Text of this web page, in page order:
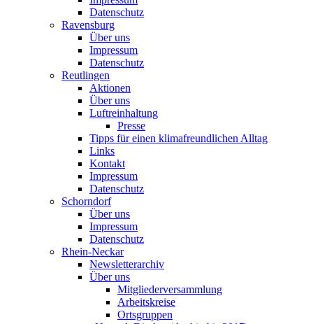
Datenschutz
Ravensburg
Über uns
Impressum
Datenschutz
Reutlingen
Aktionen
Über uns
Luftreinhaltung
Presse
Tipps für einen klimafreundlichen Alltag
Links
Kontakt
Impressum
Datenschutz
Schorndorf
Über uns
Impressum
Datenschutz
Rhein-Neckar
Newsletterarchiv
Über uns
Mitgliederversammlung
Arbeitskreise
Ortsgruppen